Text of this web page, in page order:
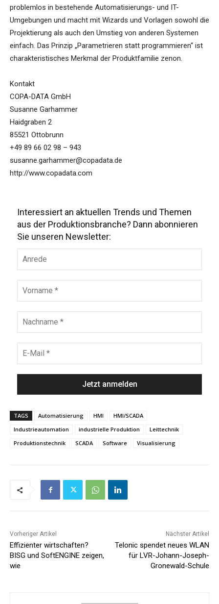
problemlos in bestehende Automatisierungs- und IT-
Umgebungen und macht mit Wizards und Vorlagen sowohl die
Projektierung als auch den Umstieg von anderen Systemen
einfach. Das Prinzip „Parametrieren statt programmieren“ ist
charakteristisches Merkmal der Produktfamilie zenon.
Kontakt
COPA-DATA GmbH
Susanne Garhammer
Haidgraben 2
85521 Ottobrunn
+49 89 66 02 98 – 943
susanne.garhammer@copadata.de
http://www.copadata.com
Interessiert an aktuellen Trends und Themen
aus der Produktionsbranche? Dann abonnieren
Sie unseren Newsletter:
TAGS Automatisierung HMI
HMI/SCADA
Industrieautomation
industrielle Produktion
Leittechnik
Produktionstechnik
SCADA Software Visualisierung
Vorheriger Artikel
Effizienter wirtschaften?
BISG und SoftENGINE zeigen,
wie
Nächster Artikel
Telonic spendet neues WLAN
für LVR-Johann-Joseph-
Gronewald-Schule